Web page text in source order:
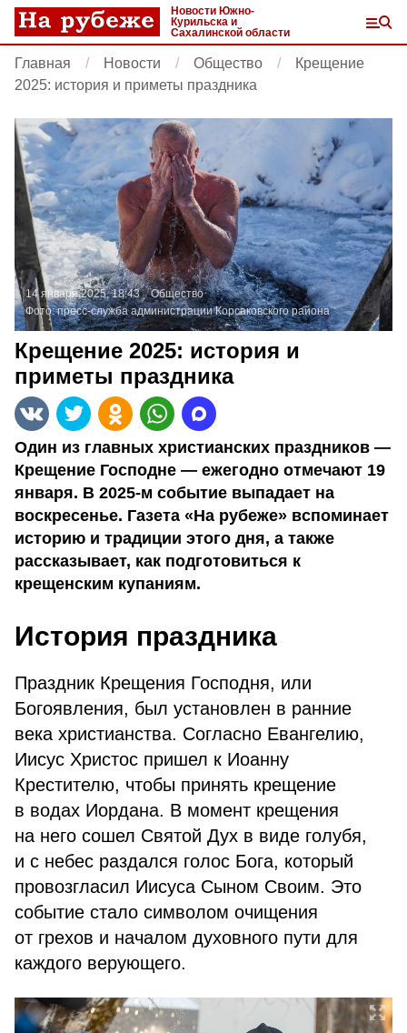
Новости Южно-
Курильска и
Сахалинской области
Главная Новости Общество
Крещение
2025: история и приметы праздника
14 января 2025, 18:43
Общество
Фото:пресс-служба администрации Корсаковского района
Крещение 2025: история и
приметы праздника
Один из главных христианских праздников —
Крещение Господне — ежегодно отмечают 19
января. В 2025-м событие выпадает на
воскресенье. Газета «На рубеже» вспоминает
историю и традиции этого дня, а также
рассказывает, как подготовиться к
крещенским купаниям.
История праздника
Праздник Крещения Господня, или
Богоявления, был установлен в ранние
века христианства. Согласно Евангелию,
Иисус Христос пришел к Иоанну
Крестителю, чтобы принять крещение
в водах Иордана. В момент крещения
на него сошел Святой Дух в виде голубя,
и с небес раздался голос Бога, который
провозгласил Иисуса Сыном Своим. Это
событие стало символом очищения
от грехов и началом духовного пути для
каждого верующего.